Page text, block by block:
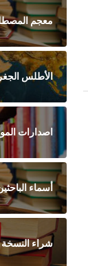
معجم
الأطلس
اصدارات
أسماء
شراء النسخة